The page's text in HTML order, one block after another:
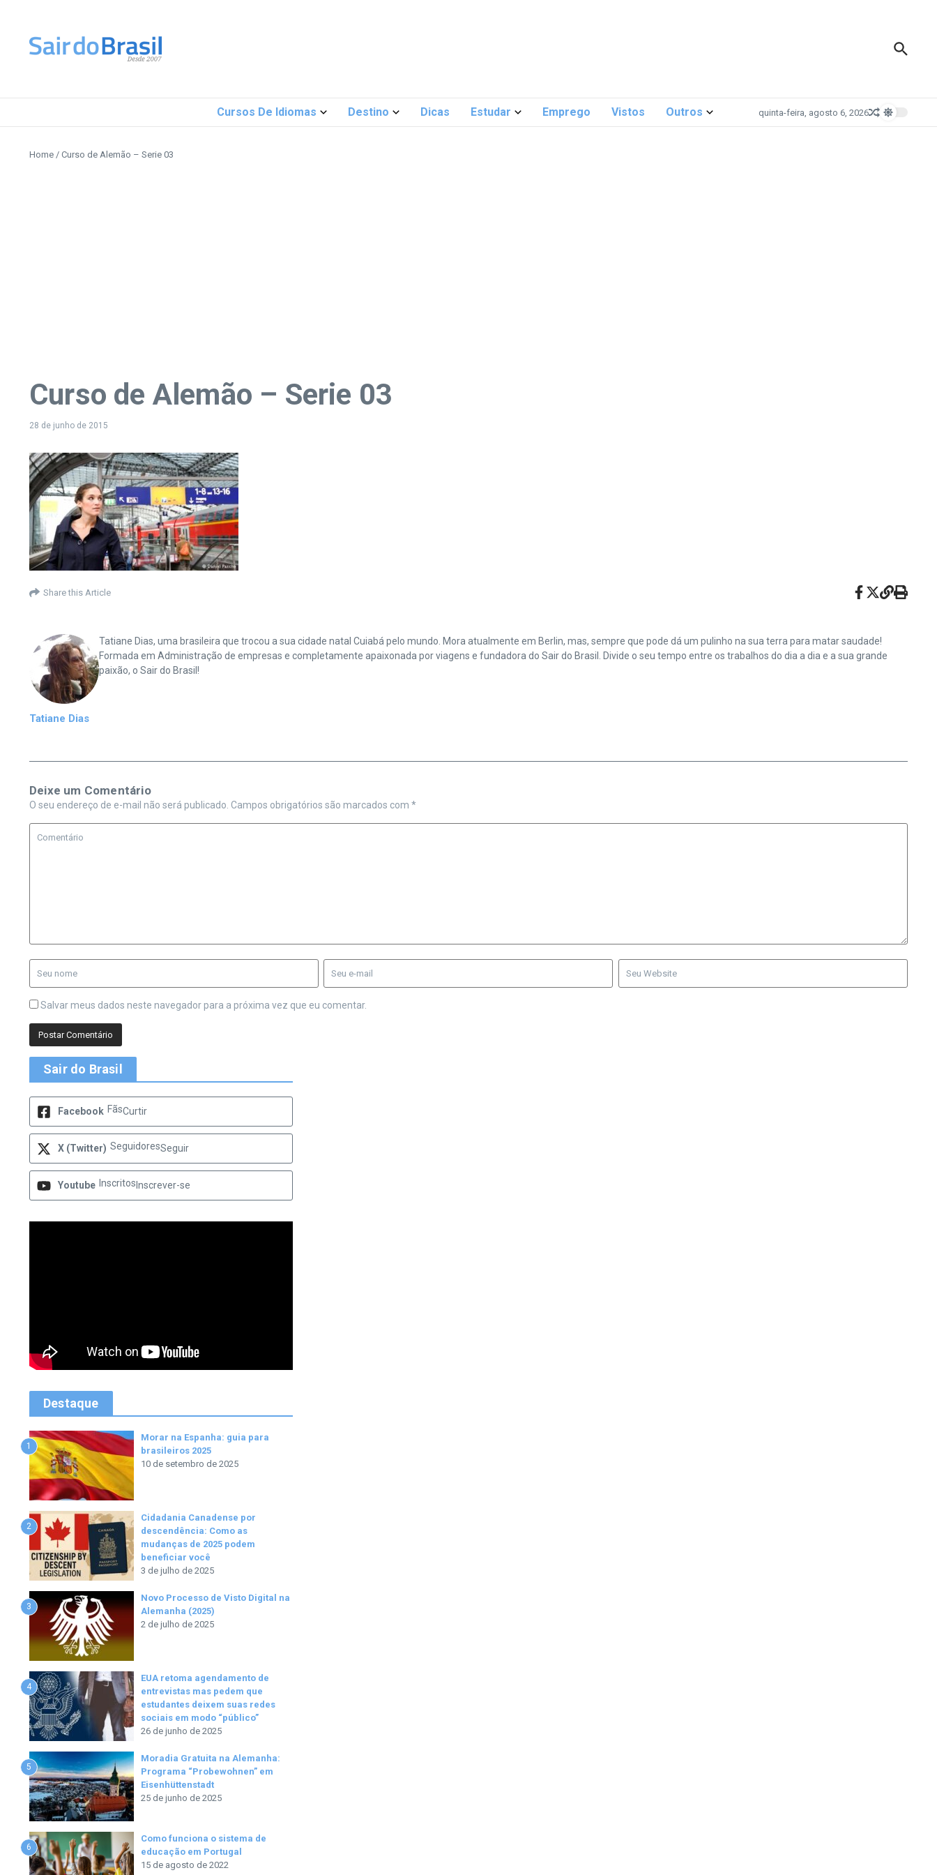
Cursos De Idiomas Destino Dicas Estudar Emprego Vistos Outros quinta-feira, agosto 6, 2026
Home / Curso de Alemão – Serie 03
Curso de Alemão – Serie 03
28 de junho de 2015
Share this Article
Tatiane Dias
Tatiane Dias, uma brasileira que trocou a sua cidade natal Cuiabá pelo mundo. Mora atualmente em Berlin, mas, sempre que pode dá um pulinho na sua terra para matar saudade!
Formada em Administração de empresas e completamente apaixonada por viagens e fundadora do Sair do Brasil. Divide o seu tempo entre os trabalhos do dia a dia e a sua grande
paixão, o Sair do Brasil!
Deixe um Comentário
O seu endereço de e-mail não será publicado. Campos obrigatórios são marcados com *
Salvar meus dados neste navegador para a próxima vez que eu comentar.
Sair do Brasil
Facebook FãsCurtir
X (Twitter) SeguidoresSeguir
Youtube Inscritos Inscrever-se
Destaque
1
Morar na Espanha: guia para
brasileiros 2025
10 de setembro de 2025
2
Cidadania Canadense por
descendência: Como as
mudanças de 2025 podem
beneficiar você
3 de julho de 2025
3
Novo Processo de Visto Digital na
Alemanha (2025)
2 de julho de 2025
4
EUA retoma agendamento de
entrevistas mas pedem que
estudantes deixem suas redes
sociais em modo “público”
26 de junho de 2025
5
Moradia Gratuita na Alemanha:
Programa “Probewohnen” em
Eisenhüttenstadt
25 de junho de 2025
6
Como funciona o sistema de
educação em Portugal
15 de agosto de 2022